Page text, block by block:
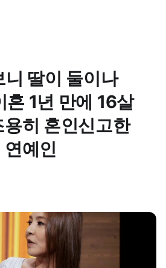
니 딸이 둘이나
혼 1년 만에 16살
용히 혼인신고한
연예인